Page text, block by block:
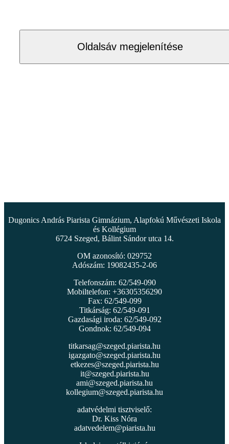
Oldalsáv megjelenítése
Dugonics András Piarista Gimnázium, Alapfokú Művészeti Iskola
és Kollégium
6724 Szeged, Bálint Sándor utca 14.
OM azonosító: 029752
Adószám: 19082435-2-06
Telefonszám: 62/549-090
Mobiltelefon: +36305356290
Fax: 62/549-099
Titkárság: 62/549-091
Gazdasági iroda: 62/549-092
Gondnok: 62/549-094
titkarsag@szeged.piarista.hu
igazgato@szeged.piarista.hu
etkezes@szeged.piarista.hu
it@szeged.piarista.hu
ami@szeged.piarista.hu
kollegium@szeged.piarista.hu
adatvédelmi tisztviselő:
Dr. Kiss Nóra
adatvedelem@piarista.hu